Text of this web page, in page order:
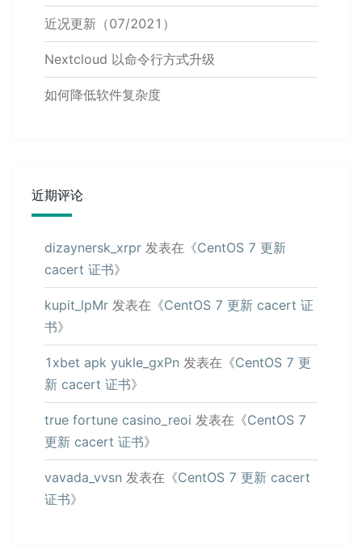
近况更新（07/2021）
Nextcloud 以命令行方式升级
如何降低软件复杂度
近期评论
dizaynersk_xrpr 发表在《CentOS 7 更新
cacert 证书》
kupit_lpMr 发表在《CentOS 7 更新 cacert 证
书》
1xbet apk yukle_gxPn 发表在《CentOS 7 更
新 cacert 证书》
true fortune casino_reoi 发表在《CentOS 7
更新 cacert 证书》
vavada_vvsn 发表在《CentOS 7 更新 cacert
证书》